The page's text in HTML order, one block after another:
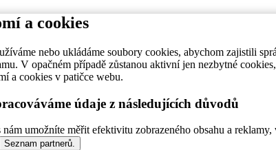
a cookies
nebo ukládáme soubory cookies, abychom zajistili
V opačném případě zůstanou aktivní jen nezbytné
a cookies v patičce webu.
údaje z následujících důvodů
umožníte měřit efektivitu zobrazeného obsahu a
Seznam partnerů.